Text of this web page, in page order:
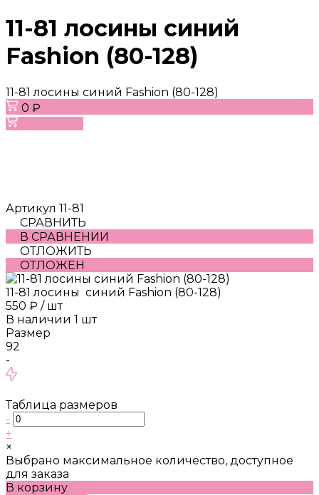
11-81 лосины синий
Fashion (80-128)
11-81 лосины синий Fashion (80-128)
0 ₽
Артикул 11-81
СРАВНИТЬ
В СРАВНЕНИИ
ОТЛОЖИТЬ
ОТЛОЖЕН
11-81 лосины синий Fashion (80-128)
550 ₽ / шт
В наличии 1 шт
Размер
92
-
Таблица размеров
-
+
×
Выбрано максимальное количество, доступное
для заказа
В корзину